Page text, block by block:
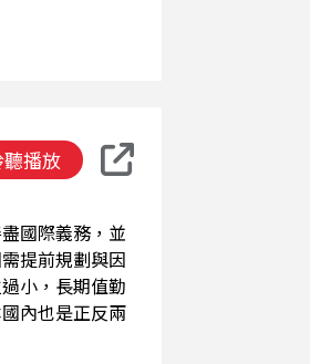
國際義務，並
提前規劃與因
小，長期值勤
內也是正反兩
播放